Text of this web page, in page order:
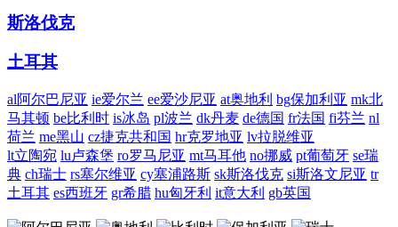
斯洛伐克
土耳其
al阿尔巴尼亚 ie爱尔兰 ee爱沙尼亚 at奥地利 bg保加利亚 mk北
马其顿 be比利时 is冰岛 pl波兰 dk丹麦 de德国 fr法国 fi芬兰 nl
荷兰 me黑山 cz捷克共和国 hr克罗地亚 lv拉脱维亚
lt立陶宛 lu卢森堡 ro罗马尼亚 mt马耳他 no挪威 pt葡萄牙 se瑞
典 ch瑞士 rs塞尔维亚 cy塞浦路斯 sk斯洛伐克 si斯洛文尼亚 tr
土耳其 es西班牙 gr希腊 hu匈牙利 it意大利 gb英国